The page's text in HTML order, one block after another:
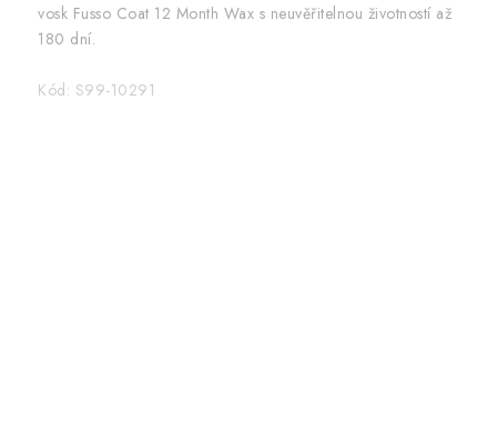
vosk Fusso Coat 12 Month Wax s neuvěřitelnou životností až
180 dní.
Kód: S99-10291